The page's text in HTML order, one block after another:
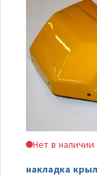
Нет в наличии
накладка